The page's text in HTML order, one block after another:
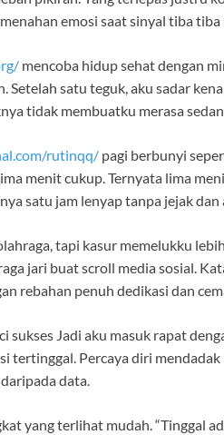
emosi saat sinyal tiba tiba
mencoba hidup sehat dengan
Setelah satu teguk, aku sadar
tidak membuatku merasa
rutinqq/ pagi berbunyi
menit cukup. Ternyata lima
satu jam lenyap tanpa jejak
tapi kasur memelukku
jari buat scroll media sosial.
rebahan penuh dedikasi dan
sukses Jadi aku masuk rapat
tertinggal. Percaya diri
data.
yang terlihat mudah. “Tinggal